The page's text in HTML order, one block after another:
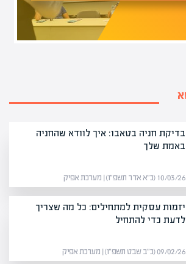
בדיקת חניה בטאבו: איך לוודא שהחניה
באמת שלך
10/03/26 (כ״א אדר תשפ״ו) | מערכת אפיק
יזמות עסקית למתחילים: כל מה שצריך
לדעת כדי להתחיל
09/02/26 (כ״ב שבט תשפ״ו) | מערכת אפיק